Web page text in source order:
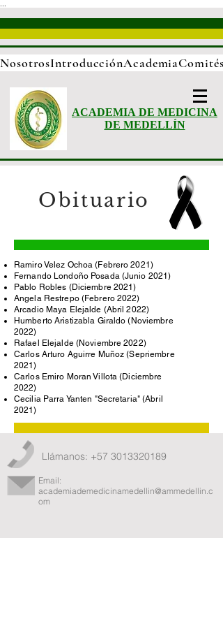
NosotrosIntroducciónAcademiaComités
ACADEMIA DE MEDICINA
DE MEDELLÍN
Obituario
Ramiro Velez Ochoa (Febrero 2021 )
Fernando Londoño Posada (Junio 2021)
Pablo Robles (Diciembre 2021)
Angela Restrepo (Febrero 2022)
Arcadio Maya Elejalde (Abril 2022)
Humberto Aristizabla Giraldo (Noviembre
2022)
Rafael Elejalde (Noviembre 2022)
Carlos Arturo Aguirre Muñoz (Sepriembre
2021)
Carlos Emiro Moran Villota (Diciembre
2022)
Cecilia Parra Yanten "Secretaria" (Abril
2021)
Llámanos: +57 3013320189
Email:
academiademedicinamedellin@ammedellin.c
om